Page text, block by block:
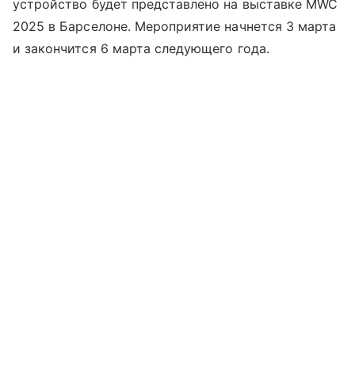
устройство будет представлено на выставке MWC
2025 в Барселоне. Мероприятие начнется 3 марта
и закончится 6 марта следующего года.